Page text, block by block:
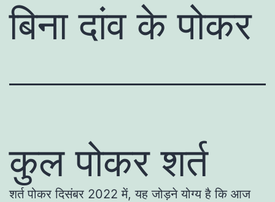
बिना दांव के पोकर
कुल पोकर शर्त
शर्त पोकर दिसंबर 2022 में, यह जोड़ने योग्य है कि आज